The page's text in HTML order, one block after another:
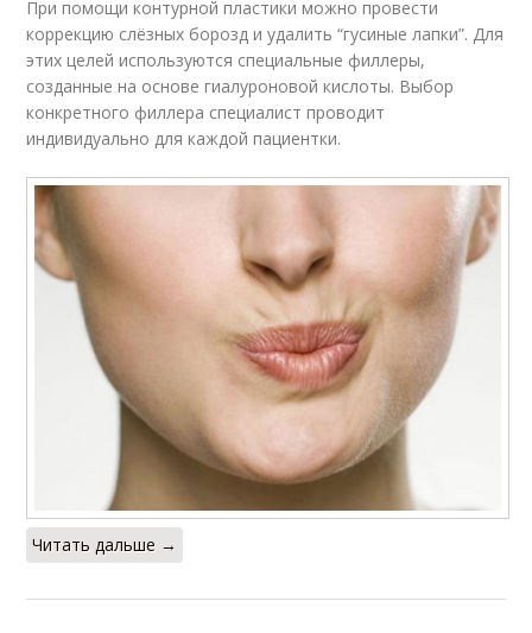
При помощи контурной пластики можно провести
коррекцию слёзных борозд и удалить “гусиные лапки”. Для
этих целей используются специальные филлеры,
созданные на основе гиалуроновой кислоты. Выбор
конкретного филлера специалист проводит
индивидуально для каждой пациентки.
Читать дальше →